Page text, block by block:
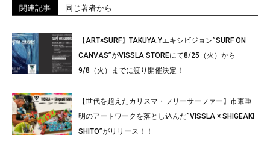
関連記事 同じ著者から
【ART×SURF】TAKUYA.Yエキシビジョン”SURF ON
CANVAS”がVISSLA STOREにて8/25（火）から
9/8（火）までに渡り開催決定！
【世代を超えたカリスマ・フリーサーファー】市東重
明のアートワークを落とし込んだ”VISSLA × SHIGEAKI
SHITO”がリリース！！